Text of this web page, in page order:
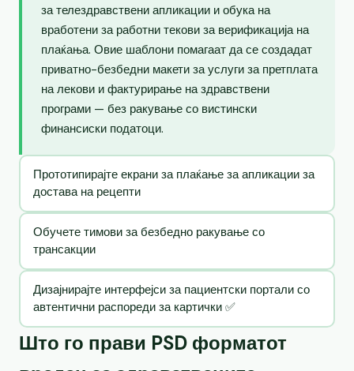
за телездравствени апликации и обука на
вработени за работни текови за верификација на
плаќања. Овие шаблони помагаат да се создадат
приватно-безбедни макети за услуги за претплата
на лекови и фактурирање на здравствени
програми — без ракување со вистински
финансиски податоци.
Прототипирајте екрани за плаќање за апликации за
достава на рецепти
Обучете тимови за безбедно ракување со
трансакции
Дизајнирајте интерфејси за пациентски портали со
автентични распореди за картички ✅
Што го прави PSD форматот